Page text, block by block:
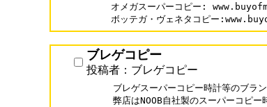
オメガスーパーコピー:
ボッテガ・ヴェネタコピー
ブレゲコピー
投稿者：ブレゲコピー
ブレゲスーパーコピー時計等のブラ
弊店はNOOB自社製のスーパーコピ